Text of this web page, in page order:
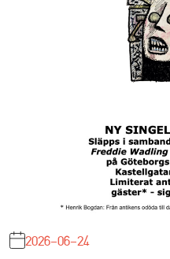
2026-06-24